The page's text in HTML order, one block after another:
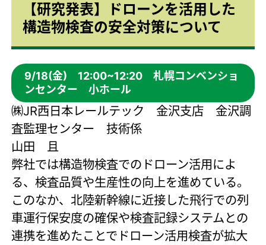
【研究発表】ドローンを活用した
構造物検査の安全対策について
9/18(金) 12:00~12:20 札幌コンベンショ
ンセンター 小ホール
㈱JR西日本レールテック 金沢支店 金沢調
査監理センター 技術係
山田 且
弊社では構造物検査でのドローン活用によ
る、検査品質や生産性の向上を進めている。
このなか、北陸新幹線に近接した飛行での列
車運行保安度の確保や検査記録システムとの
連携を進めたことでドローン活用検査が拡大